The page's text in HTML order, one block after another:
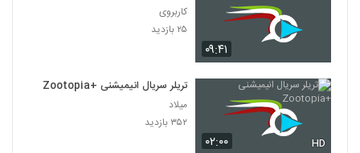
۰۹:۴۱
کاربروی
۲۵ بازدید
۰۲:۰۰ HD
تریلر سریال انیمیشنی +Zootopia
میلاد
۳۵۲ بازدید